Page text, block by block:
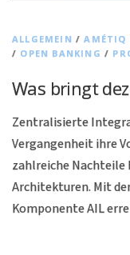
ALLGEMEIN /AMÉTIQ
/ OPEN BANKING /
Was bringt
Zentralisierte
Vergangenheit ihre
zahlreiche Nachteile
Architekturen. Mit
Komponente AIL